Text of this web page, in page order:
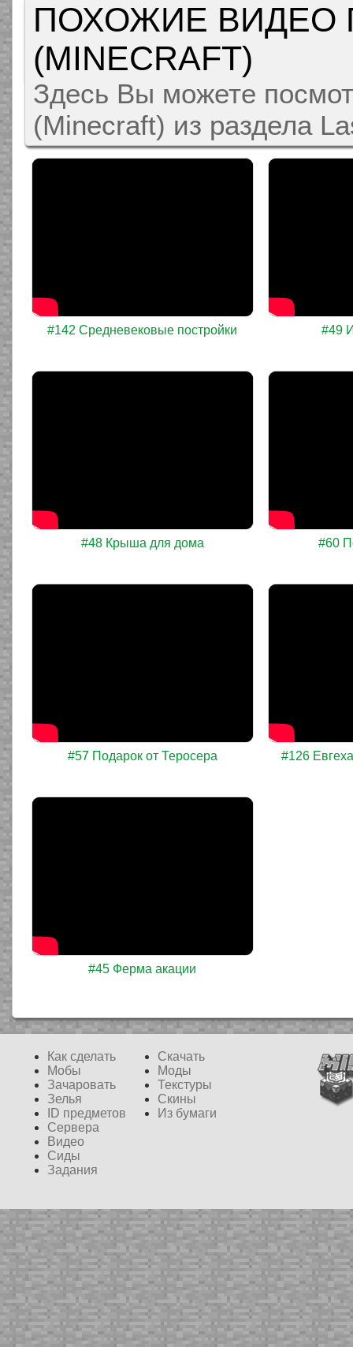
ПОХОЖИЕ ВИДЕО
(MINECRAFT)
Здесь Вы можете
(Minecraft) из раздела
#142 Средневековые постройки #49
#48 Крыша для дома #60
#57 Подарок от Теросера #126
#45 Ферма акации
Как сделать
Мобы
Зачаровать
Зелья
ID предметов
Сервера
Видео
Сиды
Задания
Скачать
Моды
Текстуры
Скины
Из бумаги